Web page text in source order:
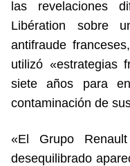
las revelaciones
Libération sobre
antifraude
utilizó «estrategias
siete años para
contaminación de
«El Grupo
desequilibrado